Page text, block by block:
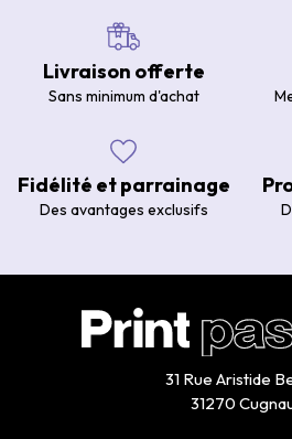
Livraison offerte
Sans minimum d'achat
Fidélité et parrainage
Des avantages exclusifs
31 Rue Aristide
31270